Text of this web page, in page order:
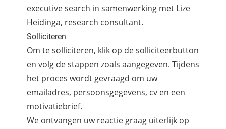
executive search in samenwerking met Lize
Heidinga, research consultant.
Solliciteren
Om te solliciteren, klik op de solliciteerbutton
en volg de stappen zoals aangegeven. Tijdens
het proces wordt gevraagd om uw
emailadres, persoonsgegevens, cv en een
motivatiebrief.
We ontvangen uw reactie graag uiterlijk op